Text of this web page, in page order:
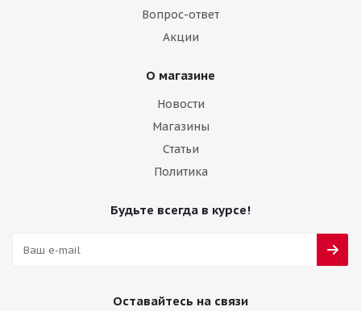
Вопрос-ответ
Акции
О магазине
Новости
Магазины
Статьи
Политика
Будьте всегда в курсе!
Оставайтесь на связи